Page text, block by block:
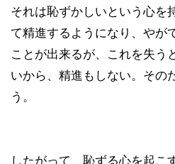
それは恥ずかしいという心を
て精進するようになり、やが
ことが出来るが、これを失う
いから、精進もしない。その
う。
したがって、恥ずる心を起こ